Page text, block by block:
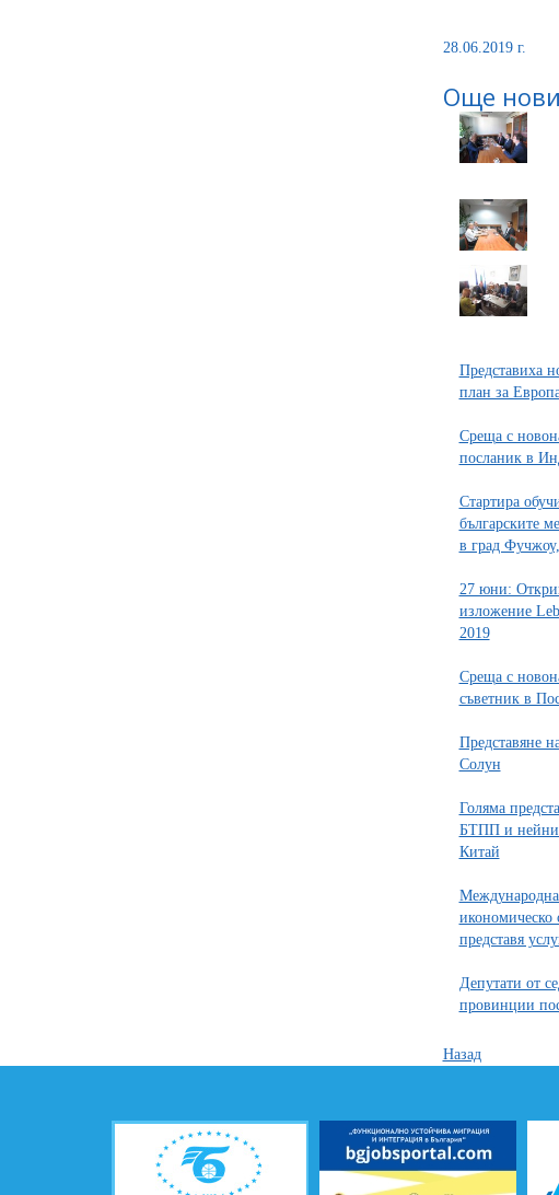
28.06.2019 г.
Още
Представиха
план за
Среща с
посланик в
Стартира
българските
в град
27 юни:
изложение
2019
Среща с
съветник в
Представяне
Солун
Голяма
БТПП и нейни
Китай
икономическо
представя
Депутати от
провинции
Назад